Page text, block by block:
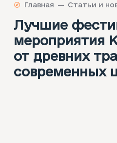
Лучшие
мероприятия
от древних
современных
Главная Статьи и